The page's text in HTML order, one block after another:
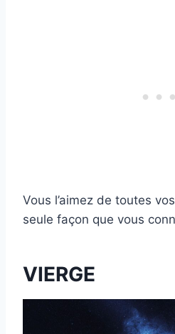
Vous l’aimez de toutes
seule façon que vous
VIERGE